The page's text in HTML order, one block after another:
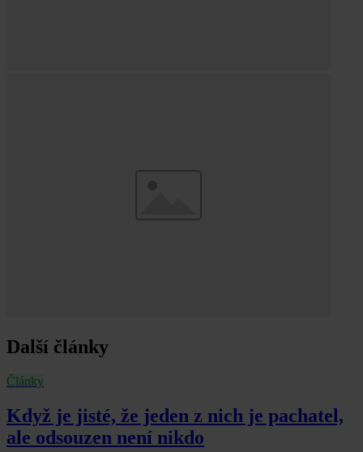
Další články
Články
Když je jisté, že jeden z nich je pachatel,
ale odsouzen není nikdo